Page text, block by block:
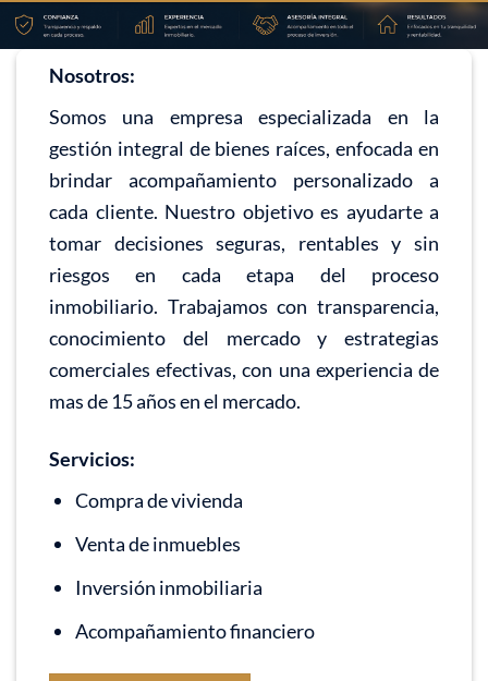
Nosotros:
Somos una empresa especializada en la
gestión integral de bienes raíces, enfocada en
brindar acompañamiento personalizado a
cada cliente. Nuestro objetivo es ayudarte a
tomar decisiones seguras, rentables y sin
riesgos en cada etapa del proceso
inmobiliario. Trabajamos con transparencia,
conocimiento del mercado y estrategias
comerciales efectivas, con una experiencia de
mas de 15 años en el mercado.
Servicios:
Compra de vivienda
Venta de inmuebles
Inversión inmobiliaria
Acompañamiento financiero